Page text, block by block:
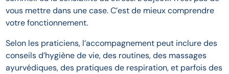
vous mettre dans une case. C’est de mieux comprendre
votre fonctionnement.
Selon les praticiens, l’accompagnement peut inclure des
conseils d’hygiène de vie, des routines, des massages
ayurvédiques, des pratiques de respiration, et parfois des